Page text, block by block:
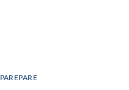
PAREPARE